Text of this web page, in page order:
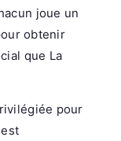
joue un
obtenir
que La
pour